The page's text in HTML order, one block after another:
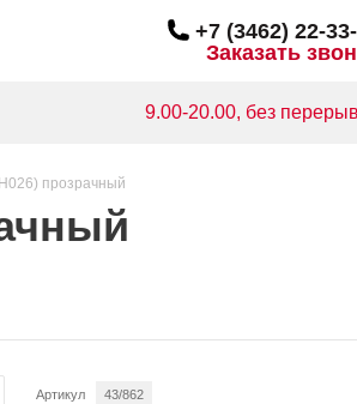
+7 (3462) 22-
Заказать
9.00-20.00, без
прозрачный
Артикул 43/862